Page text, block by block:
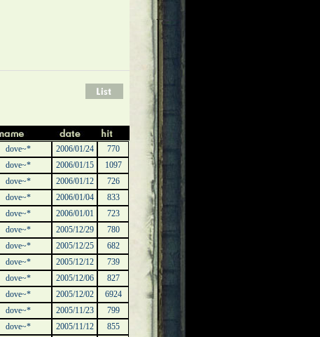
dove~* 2006/01/24
770
dove~* 2006/01/15
1097
dove~* 2006/01/12
726
dove~* 2006/01/04
833
dove~* 2006/01/01
723
dove~* 2005/12/29
780
dove~* 2005/12/25
682
dove~* 2005/12/12
739
dove~* 2005/12/06
827
dove~* 2005/12/02
6924
dove~* 2005/11/23
799
dove~* 2005/11/12
855